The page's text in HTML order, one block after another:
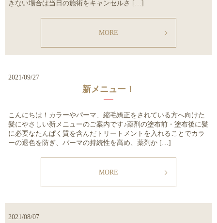
きない場合は当日の施術をキャンセルさ […]
MORE
2021/09/27
新メニュー！
こんにちは！カラーやパーマ、縮毛矯正をされている方へ向けた
髪にやさしい新メニューのご案内です♪薬剤の塗布前・塗布後に髪
に必要なたんぱく質を含んだトリートメントを入れることでカラ
ーの退色を防ぎ、パーマの持続性を高め、薬剤か […]
MORE
2021/08/07